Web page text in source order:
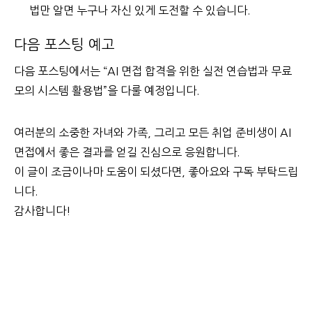
법만 알면 누구나 자신 있게 도전할 수 있습니다.
다음 포스팅 예고
다음 포스팅에서는 “AI 면접 합격을 위한 실전 연습법과 무료
모의 시스템 활용법”을 다룰 예정입니다.
여러분의 소중한 자녀와 가족, 그리고 모든 취업 준비생이 AI
면접에서 좋은 결과를 얻길 진심으로 응원합니다.
이 글이 조금이나마 도움이 되셨다면, 좋아요와 구독 부탁드립
니다.
감사합니다!